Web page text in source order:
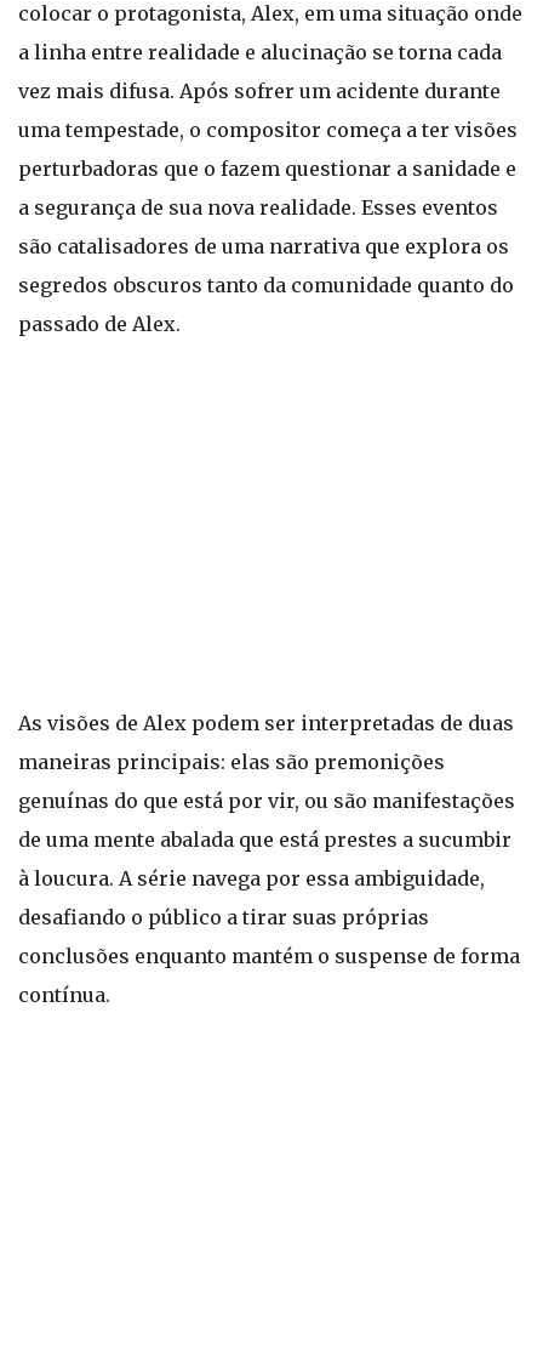
colocar o protagonista, Alex, em uma situação onde
a linha entre realidade e alucinação se torna cada
vez mais difusa. Após sofrer um acidente durante
uma tempestade, o compositor começa a ter visões
perturbadoras que o fazem questionar a sanidade e
a segurança de sua nova realidade. Esses eventos
são catalisadores de uma narrativa que explora os
segredos obscuros tanto da comunidade quanto do
passado de Alex.
As visões de Alex podem ser interpretadas de duas
maneiras principais: elas são premonições
genuínas do que está por vir, ou são manifestações
de uma mente abalada que está prestes a sucumbir
à loucura. A série navega por essa ambiguidade,
desafiando o público a tirar suas próprias
conclusões enquanto mantém o suspense de forma
contínua.